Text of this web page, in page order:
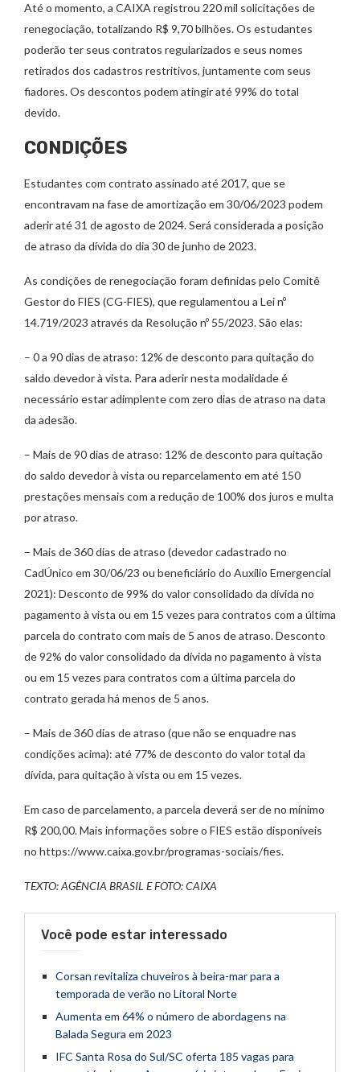
Até o momento, a CAIXA registrou 220 mil solicitações de
renegociação, totalizando R$ 9,70 bilhões. Os estudantes
poderão ter seus contratos regularizados e seus nomes
retirados dos cadastros restritivos, juntamente com seus
fiadores. Os descontos podem atingir até 99% do total
devido.
CONDIÇÕES
Estudantes com contrato assinado até 2017, que se
encontravam na fase de amortização em 30/06/2023 podem
aderir até 31 de agosto de 2024. Será considerada a posição
de atraso da dívida do dia 30 de junho de 2023.
As condições de renegociação foram definidas pelo Comitê
Gestor do FIES (CG-FIES), que regulamentou a Lei nº
14.719/2023 através da Resolução nº 55/2023. São elas:
– 0 a 90 dias de atraso: 12% de desconto para quitação do
saldo devedor à vista. Para aderir nesta modalidade é
necessário estar adimplente com zero dias de atraso na data
da adesão.
– Mais de 90 dias de atraso: 12% de desconto para quitação
do saldo devedor à vista ou reparcelamento em até 150
prestações mensais com a redução de 100% dos juros e multa
por atraso.
– Mais de 360 dias de atraso (devedor cadastrado no
CadÚnico em 30/06/23 ou beneficiário do Auxílio Emergencial
2021): Desconto de 99% do valor consolidado da dívida no
pagamento à vista ou em 15 vezes para contratos com a última
parcela do contrato com mais de 5 anos de atraso. Desconto
de 92% do valor consolidado da dívida no pagamento à vista
ou em 15 vezes para contratos com a última parcela do
contrato gerada há menos de 5 anos.
– Mais de 360 dias de atraso (que não se enquadre nas
condições acima): até 77% de desconto do valor total da
dívida, para quitação à vista ou em 15 vezes.
Em caso de parcelamento, a parcela deverá ser de no mínimo
R$ 200,00. Mais informações sobre o FIES estão disponíveis
no https://www.caixa.gov.br/programas-sociais/fies.
TEXTO: AGÊNCIA BRASIL E FOTO: CAIXA
Você pode estar interessado
Corsan revitaliza chuveiros à beira-mar para a
temporada de verão no Litoral Norte
Aumenta em 64% o número de abordagens na
Balada Segura em 2023
IFC Santa Rosa do Sul/SC oferta 185 vagas para